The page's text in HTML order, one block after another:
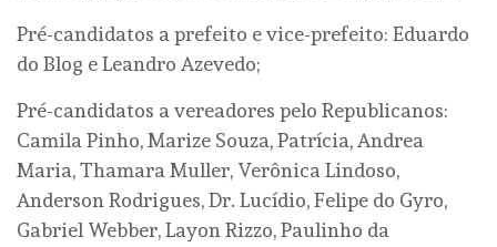
Pré-candidatos a prefeito e vice-prefeito: Eduardo
do Blog e Leandro Azevedo;
Pré-candidatos a vereadores pelo Republicanos:
Camila Pinho, Marize Souza, Patrícia, Andrea
Maria, Thamara Muller, Verônica Lindoso,
Anderson Rodrigues, Dr. Lucídio, Felipe do Gyro,
Gabriel Webber, Layon Rizzo, Paulinho da